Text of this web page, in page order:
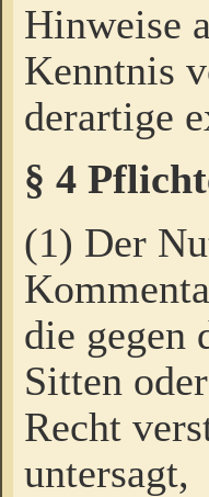
Hinweise
Kenntnis
derartige
§ 4
(1) Der
die gegen
Sitten
Recht
untersagt,